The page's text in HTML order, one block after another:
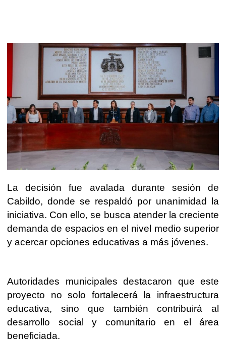
La decisión fue avalada durante sesión de
Cabildo, donde se respaldó por unanimidad la
iniciativa. Con ello, se busca atender la creciente
demanda de espacios en el nivel medio superior
y acercar opciones educativas a más jóvenes.
Autoridades municipales destacaron que este
proyecto no solo fortalecerá la infraestructura
educativa, sino que también contribuirá al
desarrollo social y comunitario en el área
beneficiada.